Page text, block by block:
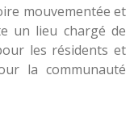
mouvementée et
un lieu chargé de
les résidents et
la communauté